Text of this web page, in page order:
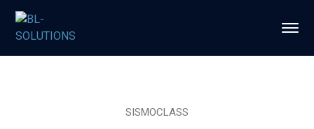
SISMOCLASS